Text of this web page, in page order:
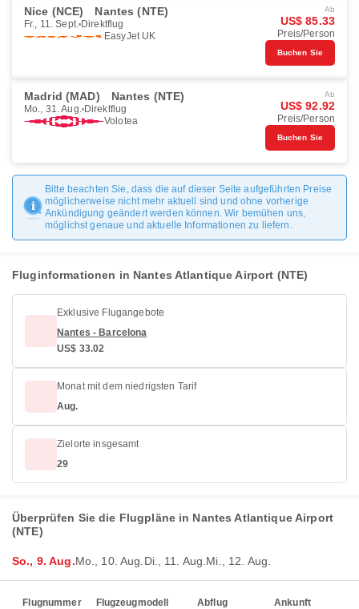
Nice (NCE) Nantes (NTE)
Fr., 11. Sept. Direktflug
EasyJet UK
Ab
US$ 85.33
Preis/Person
Buchen Sie
Madrid (MAD) Nantes (NTE)
Mo., 31. Aug. Direktflug
Volotea
Ab
US$ 92.92
Preis/Person
Buchen Sie
Bitte beachten Sie, dass die auf dieser Seite aufgeführten Preise
möglicherweise nicht mehr aktuell sind und ohne vorherige
Ankündigung geändert werden können. Wir bemühen uns,
möglichst genaue und aktuelle Informationen zu liefern.
Fluginformationen in Nantes Atlantique Airport (NTE)
Exklusive Flugangebote
Nantes - Barcelona
US$ 33.02
Monat mit dem niedrigsten Tarif
Aug.
Zielorte insgesamt
29
Überprüfen Sie die Flugpläne in Nantes Atlantique Airport
(NTE)
So., 9. Aug.Mo., 10. Aug. Di., 11. Aug. Mi., 12. Aug.
Flugnummer Flugzeugmodell Abflug Ankunft